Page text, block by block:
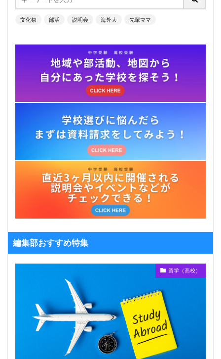
文化祭 部活 説明会 海外大 先輩ママ
編集部おすすめ特集
留学（高校）